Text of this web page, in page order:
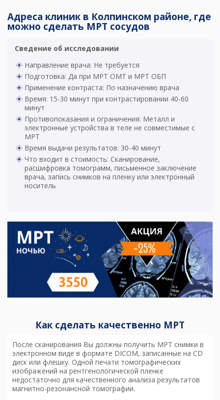
Адреса клиник в Колпинском районе, где
можно сделать МРТ сосудов
Сведение об исследовании
Направление врача: Не требуется
Подготовка: Да при МРТ ОМТ и МРТ ОБП
Применение контраста: По назначению врача
Время: 15-30 минут при контрастировании 40-60
минут
Противопоказания и ограничения: Металл и
электронные устройства в теле не совместимые с
МРТ
Время выдачи результатов: 30-40 минут
Что входит в стоимость: Сканирование,
расшифровка томограмм, письменное заключение
врача, запись снимков на пленку или электронный
носитель
Как сделать качественно МРТ
После сканирования Вы должны получить МРТ снимки в
электронном виде в формате DICOM, записанные на CD
диск или флешку. Одной печати томографических
изображений на рентгенологической пленке
недостаточно для качественного анализа результатов
магнитно-резонансной томографии.